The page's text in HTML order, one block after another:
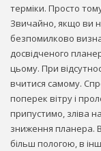
терміки. Просто
Звичайно, якщо ви
безпомилково
досвідченого
цьому. При
вчитися самому.
поперек вітру і
припустимо, зліва
зниження планера.
більш пологою, в